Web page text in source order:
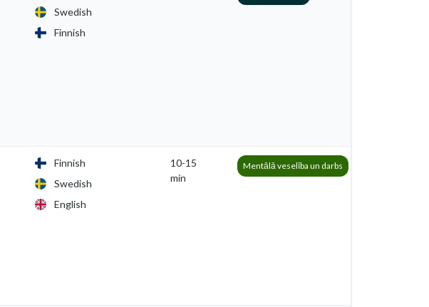
Swedish
Finnish
Finnish
Swedish
English
10-15
min
Mentālā veselība un darbs